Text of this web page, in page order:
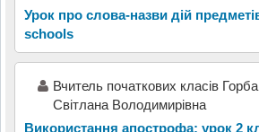
Урок про слова-назви дій
schools
Вчитель початкових класів
Світлана Володимирівна
Використання апострофа: урок 2